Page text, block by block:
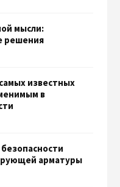
мысли:
решения
известных
в
арматуры